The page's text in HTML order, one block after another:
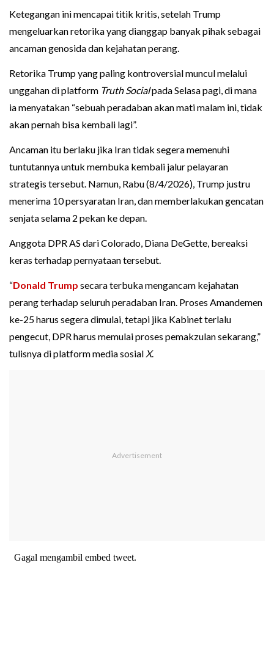
Ketegangan ini mencapai titik kritis, setelah Trump
mengeluarkan retorika yang dianggap banyak pihak sebagai
ancaman genosida dan kejahatan perang.
Retorika Trump yang paling kontroversial muncul melalui
unggahan di platform Truth Socialpada Selasa pagi, di mana
ia menyatakan “sebuah peradaban akan mati malam ini, tidak
akan pernah bisa kembali lagi”.
Ancaman itu berlaku jika Iran tidak segera memenuhi
tuntutannya untuk membuka kembali jalur pelayaran
strategis tersebut. Namun, Rabu (8/4/2026), Trump justru
menerima 10 persyaratan Iran, dan memberlakukan gencatan
senjata selama 2 pekan ke depan.
Anggota DPR AS dari Colorado, Diana DeGette, bereaksi
keras terhadap pernyataan tersebut.
“Donald Trump secara terbuka mengancam kejahatan
perang terhadap seluruh peradaban Iran. Proses Amandemen
ke-25 harus segera dimulai, tetapi jika Kabinet terlalu
pengecut, DPR harus memulai proses pemakzulan sekarang,”
tulisnya di platform media sosial X.